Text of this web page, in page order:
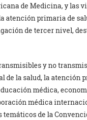
de Medicina, y las
atención primaria de
de tercer nivel,
y no
de la salud, la atención
médica,
médica
temáticos de la